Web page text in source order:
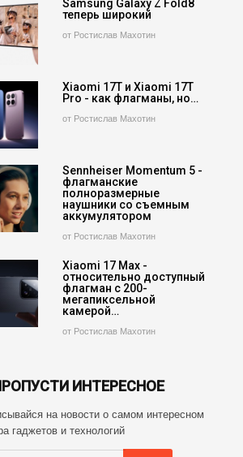
Samsung Galaxy Z Fold8
теперь широкий
от Ростислав Махотин
Xiaomi 17T и Xiaomi 17T
Pro - как флагманы, но…
от Ростислав Махотин
Sennheiser Momentum 5 -
флагманские
полноразмерные
наушники со съемным
аккумулятором
от Ростислав Махотин
Xiaomi 17 Max -
относительно доступный
флагман с 200-
мегапиксельной
камерой…
от Ростислав Махотин
ИНТЕРЕСНОЕ
на новости о самом интересном
гаджетов и технологий